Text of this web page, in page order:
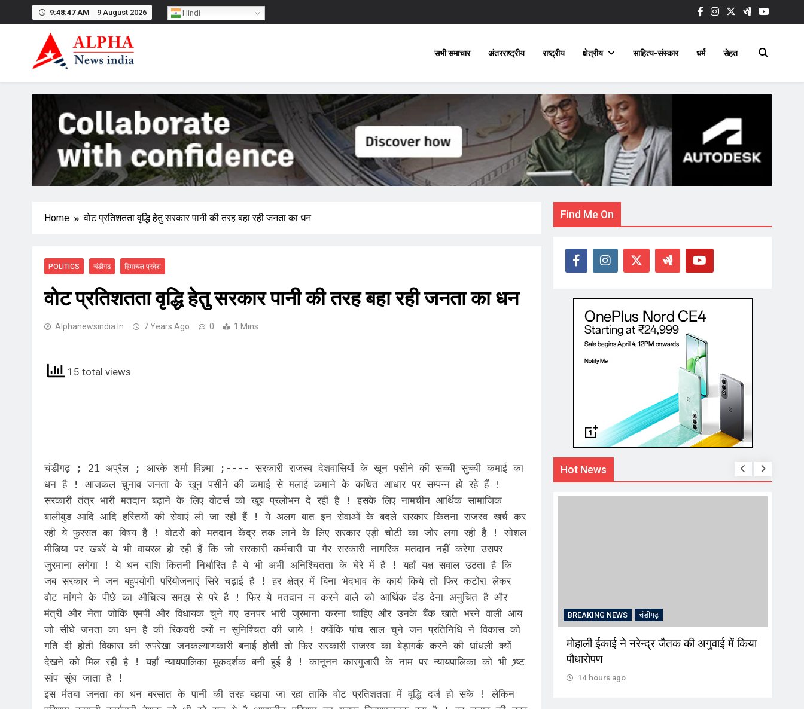
9:48:47 AM 9 August 2026
सभी समाचार अंतरराष्ट्रीय राष्ट्रीय क्षेत्रीय साहित्य-संस्कार धर्म सेहत
Home वोट प्रतिशतता वृद्धि हेतु सरकार पानी की तरह बहा रही जनता का धन
POLITICS चंडीगढ़ हिमाचल प्रदेश
वोट प्रतिशतता वृद्धि हेतु सरकार पानी की तरह बहा रही जनता का धन
Alphanewsindia.in 7 Years Ago 0 1 Mins
15 total views
चंडीगढ़ ; 21 अप्रैल ; आरके शर्मा विक्र्मा ;---- सरकारी राजस्व देशवासियों के खून पसीने की सच्ची सुच्ची कमाई का
धन है ! आजकल चुनाव जनता के खून पसीने की कमाई से मलाई कमाने के कथित आधार पर सम्पन्न हो रहे हैं !
सरकारी तंत्र भारी मतदान बढ़ाने के लिए वोटर्स को खूब प्रलोभन दे रही है ! इसके लिए नामचीन आर्थिक सामाजिक
बालीबुड आदि आदि हस्तियों की सेवाएं ली जा रही हैं ! ये अलग बात इन सेवाओं के बदले सरकार कितना राजस्व खर्च कर
रही ये फुरसत का विषय है ! वोटरों को मतदान केंद्र तक लाने के लिए सरकार एड़ी चोटी का जोर लगा रही है ! सोशल
मीडिया पर खबरें ये भी वायरल हो रही हैं कि जो सरकारी कर्मचारी या गैर सरकारी नागरिक मतदान नहीं करेगा उसपर
जुरमाना लगेगा ! ये धन राशि कितनी निर्धारित है ये भी अभी अनिश्चितता के घेरे में है ! यहाँ यक्ष सवाल उठता है कि
जब सरकार ने जन बहुपयोगी परियोजनाएं सिरे चढ़ाई है ! हर क्षेत्र में बिना भेदभाव के कार्य किये तो फिर कटोरा लेकर
वोट मांगने के पीछे का औचित्य समझ से परे है ! फिर ये मतदान न करने वाले को आर्थिक दंड देना अनुचित है और
मंत्री और नेता जोकि एमपी और विधायक चुने गए उनपर भारी जुरमाना करना चाहिए और उनके बैंक खाते भरने वाली आय
जो सीधे जनता का धन है की रिकवरी क्यों न सुनिश्चित की जाये ! क्योंकि पांच साल चुने जन प्रतिनिधि ने विकास को
गति दी होती विकास की रुपरेखा जनकल्याणकारी बनाई होती तो फिर सरकारी राजस्व का बेड़ागर्क करने की धांधली क्यों
देखने को मिल रही है ! यहाँ न्यायपालिका मूकदर्शक बनी हुई है ! कानूनन कारगुजारी के नाम पर न्यायपालिका को भी भ्र्ष्ट
सांप सूंघ जाता है !
इस र्मतबा जनता का धन बरसात के पानी की तरह बहाया जा रहा ताकि वोट प्रतिशतता में वृद्धि दर्ज हो सके ! लेकिन
Find Me On
Hot News
BREAKING NEWS POLITICS
भाजपाई मोदी जी या राहुल नेहरू ख़ान गांधी भारत
की उम्मीद का सत्ता सामर्थ्य सब भविष्य की गर्त में
BREAKING NEWS चंडीगढ़
मोहाली ईकाई ने नरेन्द्र जैतक की अगुवाई में किया
पौधारोपण
14 hours ago
Hindi